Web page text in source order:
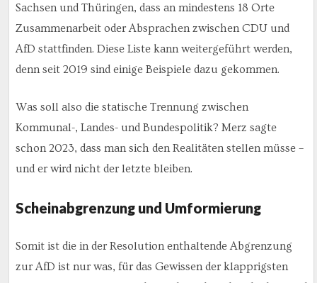
Sachsen und Thüringen, dass an mindestens 18 Orte
Zusammenarbeit oder Absprachen zwischen CDU und
AfD stattfinden. Diese Liste kann weitergeführt werden,
denn seit 2019 sind einige Beispiele dazu gekommen.
Was soll also die statische Trennung zwischen
Kommunal-, Landes- und Bundespolitik? Merz sagte
schon 2023, dass man sich den Realitäten stellen müsse –
und er wird nicht der letzte bleiben.
Scheinabgrenzung und Umformierung
Somit ist die in der Resolution enthaltende Abgrenzung
zur AfD ist nur was, für das Gewissen der klapprigsten